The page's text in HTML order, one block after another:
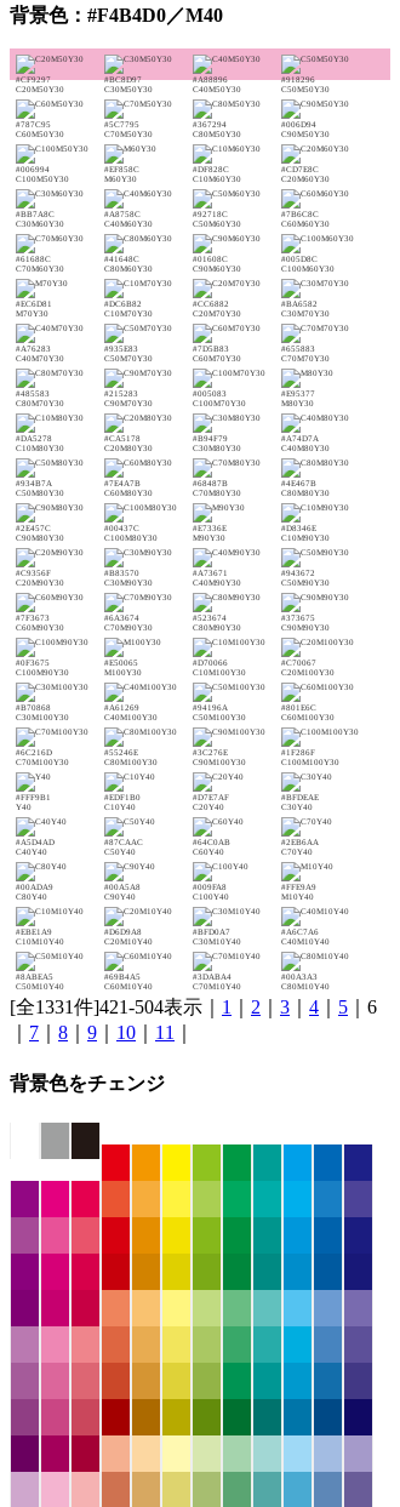
背景色：#F4B4D0／M40
#CF9297
C20M50Y30
#BC8D97
C30M50Y30
#A88896
C40M50Y30
#918296
C50M50Y30
#787C95
C60M50Y30
#5C7795
C70M50Y30
#367294
C80M50Y30
#006D94
C90M50Y30
#006994
C100M50Y30
#EF858C
M60Y30
#DF828C
C10M60Y30
#CD7E8C
C20M60Y30
#BB7A8C
C30M60Y30
#A8758C
C40M60Y30
#92718C
C50M60Y30
#7B6C8C
C60M60Y30
#61688C
C70M60Y30
#41648C
C80M60Y30
#01608C
C90M60Y30
#005D8C
C100M60Y30
#EC6D81
M70Y30
#DC6B82
C10M70Y30
#CC6882
C20M70Y30
#BA6582
C30M70Y30
#A76283
C40M70Y30
#935E83
C50M70Y30
#7D5B83
C60M70Y30
#655883
C70M70Y30
#485583
C80M70Y30
#215283
C90M70Y30
#005083
C100M70Y30
#E95377
M80Y30
#DA5278
C10M80Y30
#CA5178
C20M80Y30
#B94F79
C30M80Y30
#A74D7A
C40M80Y30
#934B7A
C50M80Y30
#7E4A7B
C60M80Y30
#68487B
C70M80Y30
#4E467B
C80M80Y30
#2E457C
C90M80Y30
#00437C
C100M80Y30
#E7336E
M90Y30
#D8346E
C10M90Y30
#C9356F
C20M90Y30
#B83570
C30M90Y30
#A73671
C40M90Y30
#943672
C50M90Y30
#7F3673
C60M90Y30
#6A3674
C70M90Y30
#523674
C80M90Y30
#373675
C90M90Y30
#0F3675
C100M90Y30
#E50065
M100Y30
#D70066
C10M100Y30
#C70067
C20M100Y30
#B70868
C30M100Y30
#A61269
C40M100Y30
#94196A
C50M100Y30
#801E6C
C60M100Y30
#6C216D
C70M100Y30
#55246E
C80M100Y30
#3C276E
C90M100Y30
#1F286F
C100M100Y30
#FFF9B1
Y40
#EDF1B0
C10Y40
#D7E7AF
C20Y40
#BFDEAE
C30Y40
#A5D4AD
C40Y40
#87CAAC
C50Y40
#64C0AB
C60Y40
#2EB6AA
C70Y40
#00ADA9
C80Y40
#00A5A8
C90Y40
#009FA8
C100Y40
#FFE9A9
M10Y40
#EBE1A9
C10M10Y40
#D6D9A8
C20M10Y40
#BFD0A7
C30M10Y40
#A6C7A6
C40M10Y40
#8ABEA5
C50M10Y40
#69B4A5
C60M10Y40
#3DABA4
C70M10Y40
#00A3A3
C80M10Y40
[全1331件]421-504表示｜ 1 2 3 4 5 ｜6
7 8 9 10 11
背景色をチェンジ